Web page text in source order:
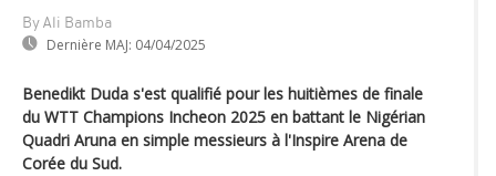
By Ali Bamba
Dernière MAJ: 04/04/2025
Benedikt Duda s'est qualifié pour les huitièmes de finale
du WTT Champions Incheon 2025 en battant le Nigérian
Quadri Aruna en simple messieurs à l'Inspire Arena de
Corée du Sud.